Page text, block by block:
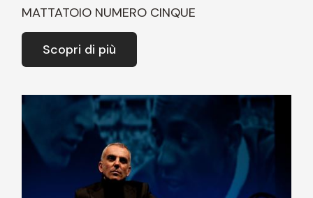
MATTATOIO NUMERO CINQUE
Scopri di più